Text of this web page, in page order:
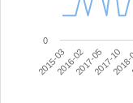
2015-032016-022017-052017-10
0